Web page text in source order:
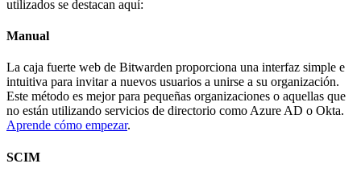
utilizados se destacan aquí:
Manual
La caja fuerte web de Bitwarden proporciona una interfaz simple e
intuitiva para invitar a nuevos usuarios a unirse a su organización.
Este método es mejor para pequeñas organizaciones o aquellas que
no están utilizando servicios de directorio como Azure AD o Okta.
Aprende cómo empezar.
SCIM